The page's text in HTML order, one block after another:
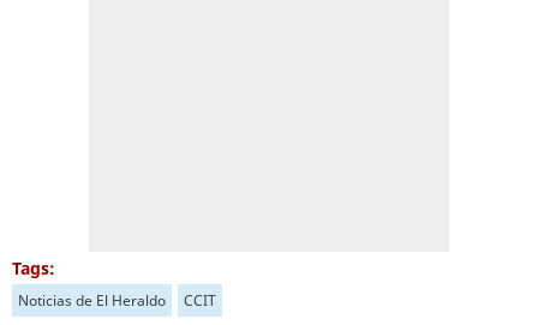
Tags:
Noticias de El Heraldo CCIT